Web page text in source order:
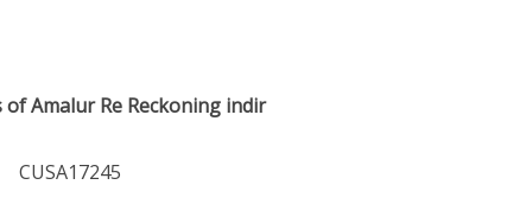
of Amalur Re Reckoning indir
CUSA17245